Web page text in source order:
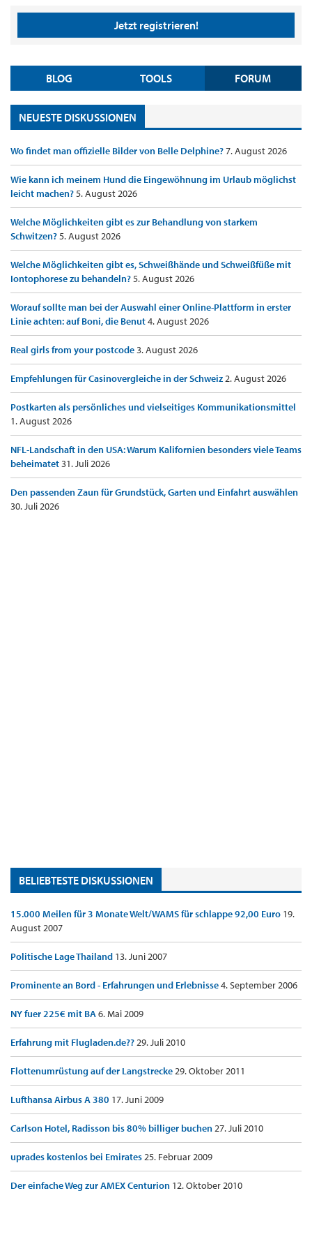
Jetzt registrieren!
BLOG TOOLS FORUM
NEUESTE DISKUSSIONEN
Wo findet man offizielle Bilder von Belle Delphine?7. August 2026
Wie kann ich meinem Hund die Eingewöhnung im Urlaub möglichst
leicht machen?5. August 2026
Welche Möglichkeiten gibt es zur Behandlung von starkem
Schwitzen?5. August 2026
Welche Möglichkeiten gibt es, Schweißhände und Schweißfüße mit
Iontophorese zu behandeln?5. August 2026
Worauf sollte man bei der Auswahl einer Online-Plattform in erster
Linie achten: auf Boni, die Benut4. August 2026
Real girls from your postcode3. August 2026
Empfehlungen für Casinovergleiche in der Schweiz2. August 2026
Postkarten als persönliches und vielseitiges Kommunikationsmittel
1. August 2026
NFL-Landschaft in den USA: Warum Kalifornien besonders viele Teams
beheimatet31. Juli 2026
Den passenden Zaun für Grundstück, Garten und Einfahrt auswählen
30. Juli 2026
BELIEBTESTE DISKUSSIONEN
15.000 Meilen für 3 Monate Welt/WAMS für schlappe 92,00 Euro 19.
August 2007
Politische Lage Thailand 13. Juni 2007
Prominente an Bord - Erfahrungen und Erlebnisse4. September 2006
NY fuer 225€ mit BA6. Mai 2009
Erfahrung mit Flugladen.de??29. Juli 2010
Flottenumrüstung auf der Langstrecke29. Oktober 2011
Lufthansa Airbus A 380 17. Juni 2009
Carlson Hotel, Radisson bis 80% billiger buchen27. Juli 2010
uprades kostenlos bei Emirates25. Februar 2009
Der einfache Weg zur AMEX Centurion 12. Oktober 2010